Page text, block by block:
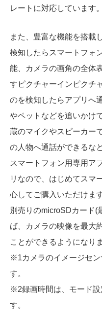
レートに対応しています。
また、豊富な機能を搭載
検知したらスマートフォ
能、カメラの画角の全体
すピクチャーインピクチ
のを検知したらアプリへ
やペットなどを追いかけ
蔵のマイクやスピーカー
の人物へ通話ができるな
スマートフォン用専用ア
リなので、はじめてスマ
心してご購入いただけます
別売りのmicroSDカード(
ば、カメラの映像を最大
ことができるようになり
※1カメラのイメージセ
す。
※2録画時間は、モード設
す。